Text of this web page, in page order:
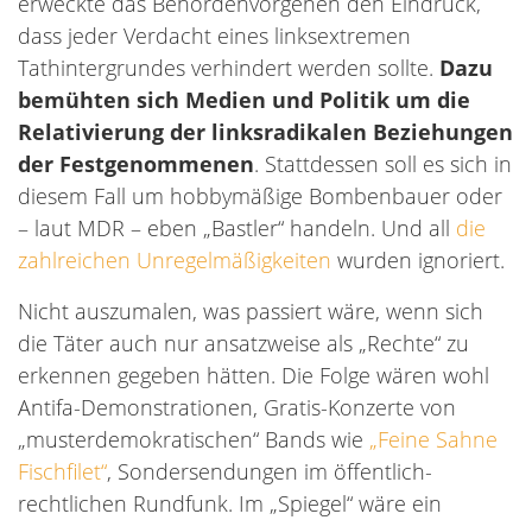
dass jeder Verdacht eines linksextremen
Tathintergrundes verhindert werden sollte. Dazu
bemühten sich Medien und Politik um die
Relativierung der linksradikalen Beziehungen
der Festgenommenen. Stattdessen soll es sich in
diesem Fall um hobbymäßige Bombenbauer oder
– laut MDR – eben „Bastler“ handeln. Und all die
zahlreichen Unregelmäßigkeiten wurden ignoriert.
Nicht auszumalen, was passiert wäre, wenn sich
die Täter auch nur ansatzweise als „Rechte“ zu
erkennen gegeben hätten. Die Folge wären wohl
Antifa-Demonstrationen, Gratis-Konzerte von
„musterdemokratischen“ Bands wie „Feine Sahne
Fischfilet“, Sondersendungen im öffentlich-
rechtlichen Rundfunk. Im „Spiegel“ wäre ein